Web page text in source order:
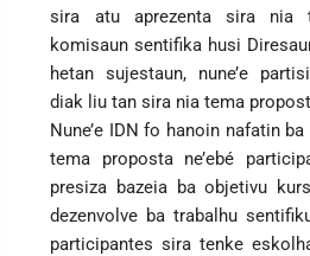
sira atu aprezenta sira nia
komisaun sentifika husi
hetan sujestaun, nune’e
diak liu tan sira nia tema
Nune’e IDN fo hanoin nafatin
tema proposta ne’ebé
presiza bazeia ba objetivu
dezenvolve ba trabalhu
participantes sira tenke